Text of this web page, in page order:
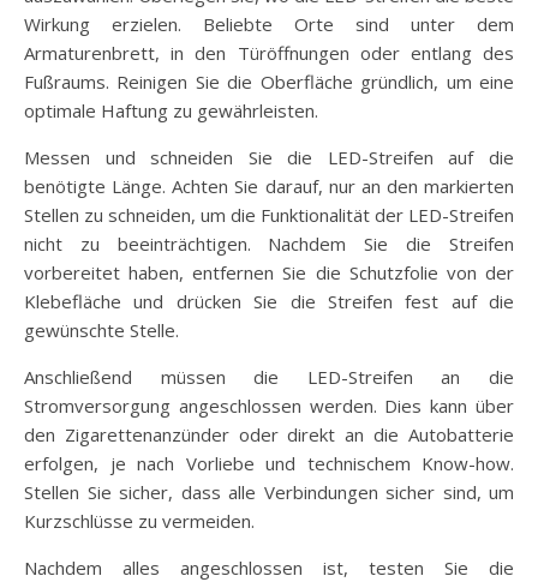
Wirkung erzielen. Beliebte Orte sind unter dem
Armaturenbrett, in den Türöffnungen oder entlang des
Fußraums. Reinigen Sie die Oberfläche gründlich, um eine
optimale Haftung zu gewährleisten.
Messen und schneiden Sie die LED-Streifen auf die
benötigte Länge. Achten Sie darauf, nur an den markierten
Stellen zu schneiden, um die Funktionalität der LED-Streifen
nicht zu beeinträchtigen. Nachdem Sie die Streifen
vorbereitet haben, entfernen Sie die Schutzfolie von der
Klebefläche und drücken Sie die Streifen fest auf die
gewünschte Stelle.
Anschließend müssen die LED-Streifen an die
Stromversorgung angeschlossen werden. Dies kann über
den Zigarettenanzünder oder direkt an die Autobatterie
erfolgen, je nach Vorliebe und technischem Know-how.
Stellen Sie sicher, dass alle Verbindungen sicher sind, um
Kurzschlüsse zu vermeiden.
Nachdem alles angeschlossen ist, testen Sie die